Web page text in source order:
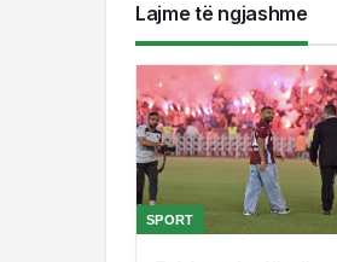
Lajme të ngjashme
SPORT